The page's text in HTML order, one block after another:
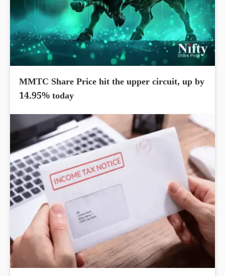
MMTC Share Price hit the upper circuit, up by
14.95% today